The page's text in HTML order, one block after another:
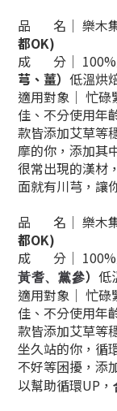
品 名│ 樂木集
都OK)
成 分│ 100%
芎、薑） 低溫烘
適用對象│ 忙碌
佳、不分使用年
款皆添加艾草等
摩的你，添加其
很常出現的漢材
面就有川芎，讓
品 名│ 樂木集
都OK)
成 分│ 100%
黃耆、黨參） 低
適用對象│ 忙碌
佳、不分使用年
款皆添加艾草等
坐久站的你， 循
不好等困擾 ，添
以幫助循環UP，